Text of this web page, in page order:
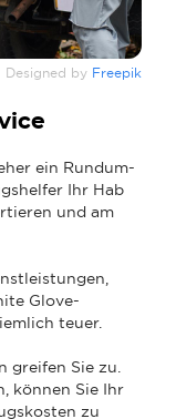
Designed by Freepik
ein Rundum-
Ihr Hab
und am
Glove-
teuer.
greifen Sie zu.
können Sie Ihr
zu